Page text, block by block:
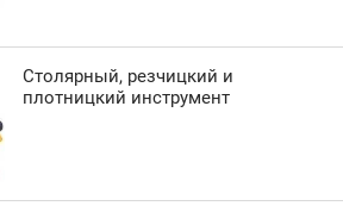
Столярный, резчицкий и
плотницкий инструмент